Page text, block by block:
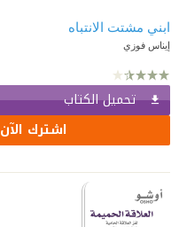
ابني مشتت الانتباه
إيناس فوزي
تحميل الكتاب
اشترك الآن